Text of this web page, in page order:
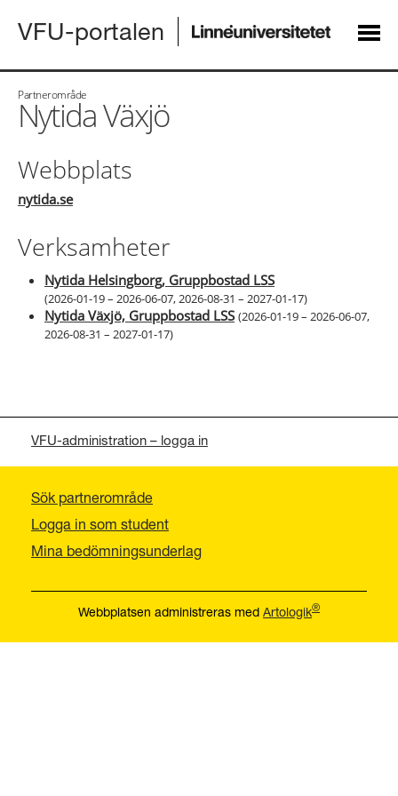
VFU-portalen
Partnerområde
Nytida Växjö
Webbplats
nytida.se
Verksamheter
Nytida Helsingborg, Gruppbostad LSS
(2026-01-19 – 2026-06-07,2026-08-31 – 2027-01-17)
Nytida Växjö, Gruppbostad LSS (2026-01-19 – 2026-06-07,
2026-08-31 – 2027-01-17)
VFU-administration – logga in
Sök partnerområde
Logga in som student
Mina bedömningsunderlag
Webbplatsen administreras med Artologik®